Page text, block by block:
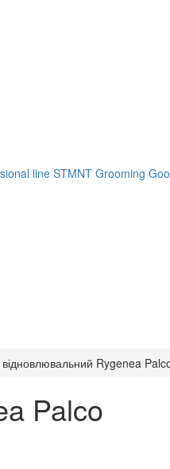
line STMNT Grooming
Rygenea
Palco